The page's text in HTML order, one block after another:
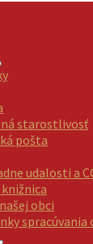
starostlivosť
pošta
udalosti a
obci
spracúvania